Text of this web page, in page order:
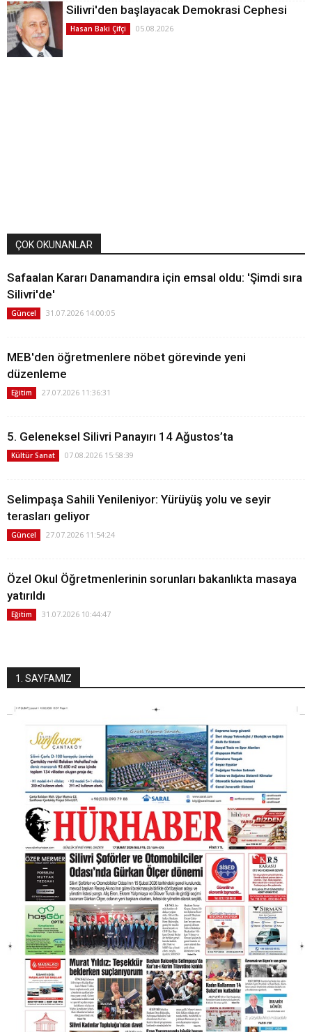
Silivri'den başlayacak Demokrasi Cephesi
Hasan Baki Çifçi 05.08.2026
ÇOK OKUNANLAR
Safaalan Kararı Danamandıra için emsal oldu: 'Şimdi sıra
Silivri'de'
Güncel 31.07.2026 14:00:05
MEB'den öğretmenlere nöbet görevinde yeni
düzenleme
Eğitim 27.07.2026 11:36:31
5. Geleneksel Silivri Panayırı 14 Ağustos’ta
Kültür Sanat 07.08.2026 15:58:39
Selimpaşa Sahili Yenileniyor: Yürüyüş yolu ve seyir
terasları geliyor
Güncel 27.07.2026 11:54:24
Özel Okul Öğretmenlerinin sorunları bakanlıkta masaya
yatırıldı
Eğitim 31.07.2026 10:44:47
1. SAYFAMIZ